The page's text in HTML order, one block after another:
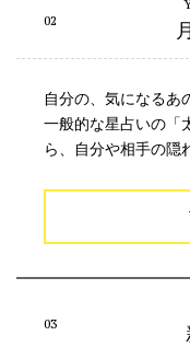
自分の、気になるあ
一般的な星占いの「
ら、自分や相手の隠